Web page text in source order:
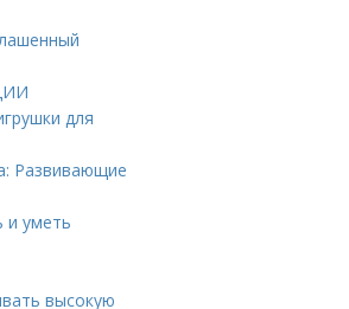
для
Развивающие
и уметь
высокую